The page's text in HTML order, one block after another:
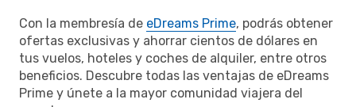
Con la membresía de eDreams Prime, podrás obtener
ofertas exclusivas y ahorrar cientos de dólares en
tus vuelos, hoteles y coches de alquiler, entre otros
beneficios. Descubre todas las ventajas de eDreams
Prime y únete a la mayor comunidad viajera del